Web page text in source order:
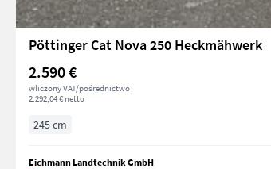
Pöttinger Cat Nova 250 Heckmähwerk
2.590 €
wliczony VAT/pośrednictwo
2.292,04 € netto
245 cm
Eichmann Landtechnik GmbH